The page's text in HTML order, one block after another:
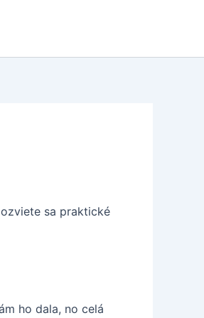
sa praktické
ho dala, no celá